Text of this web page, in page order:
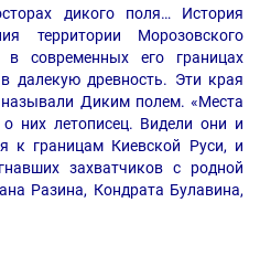
дикого поля… История
территории Морозовского
в современных его границах
далекую древность. Эти края
называли Диким полем. «Места
них летописец. Видели они и
к границам Киевской Руси, и
захватчиков с родной
Разина, Кондрата Булавина,